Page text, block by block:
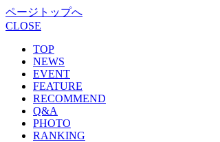
ページトップへ
CLOSE
TOP
NEWS
EVENT
FEATURE
RECOMMEND
Q&A
PHOTO
RANKING